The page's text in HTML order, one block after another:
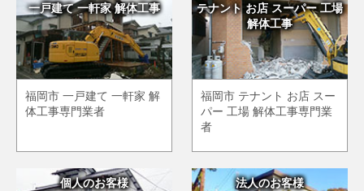
一戸建て 一軒家 解体工事
福岡市 一戸建て 一軒家 解
体工事専門業者
テナント お店 スーパー 工場
解体工事
福岡市 テナント お店 スー
パー 工場 解体工事専門業
者
個人のお客様 法人のお客様